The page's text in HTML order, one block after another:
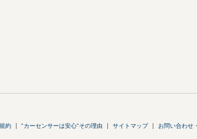
約 "カーセンサーは安心"その理由 サイトマップ お問い合わせ